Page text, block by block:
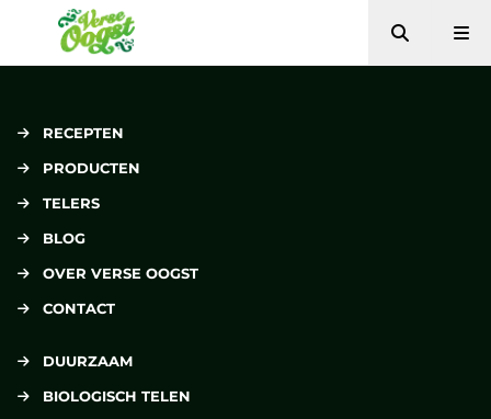
Verse Oogst
Zoeken
RECEPTEN
PRODUCTEN
TELERS
BLOG
OVER VERSE OOGST
CONTACT
DUURZAAM
BIOLOGISCH TELEN